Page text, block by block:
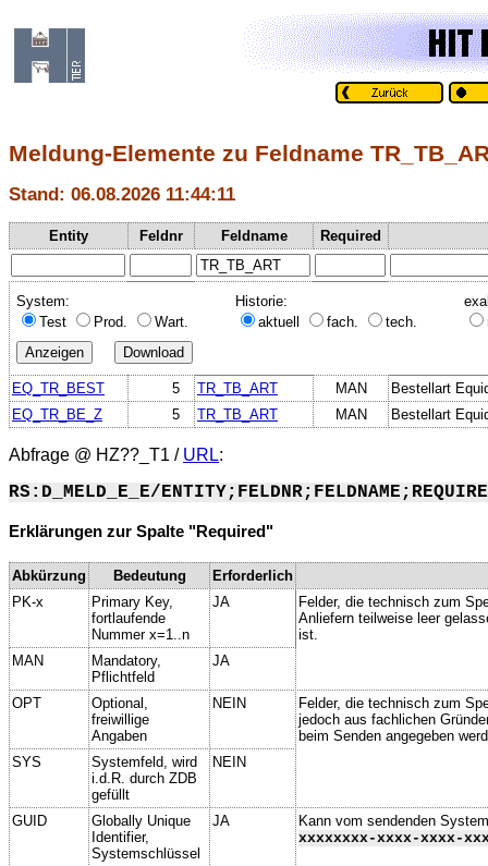
Meldung-Elemente zu Feldname
Stand: 06.08.2026 11:44:11
Entity Feldnr Feldname Required
System:
Test
Prod. Wart.
Historie:
aktuell
fach. tech.
EQ_TR_BEST 5 TR_TB_ART MAN
Bestellart
EQ_TR_BE_Z
5 TR_TB_ART MAN Bestellart
Abfrage @ HZ??_T1 / URL:
RS:D_MELD_E_E/
Erklärungen zur Spalte "Required"
Abkürzung Bedeutung
Erforderlich
PK-x
Primary Key,
fortlaufende
Nummer x=1..n
JA
Felder, die technisch zum
Anliefern teilweise leer
ist.
MAN
Mandatory,
Pflichtfeld
JA
OPT
Optional,
freiwillige
Angaben
NEIN
Felder, die technisch zum
jedoch aus fachlichen
beim Senden angegeben
SYS
Systemfeld, wird
i.d.R. durch ZDB
gefüllt
NEIN
GUID
Globally Unique
Identifier,
Systemschlüssel
JA
Kann vom sendenden
xxxxxxxx-xxxx-xxxx-